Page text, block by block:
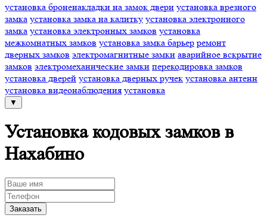
установка броненакладки на замок двери установка врезного
замка установка замка на калитку установка электронного
замка установка электронных замков установка
межкомнатных замков установка замка барьер ремонт
дверных замков электромагнитные замки аварийное вскрытие
замков электромеханические замки перекодировка замков
установка дверей установка дверных ручек установка антенн
установка видеонаблюдения установка
▼
Установка кодовых замков в
Нахабино